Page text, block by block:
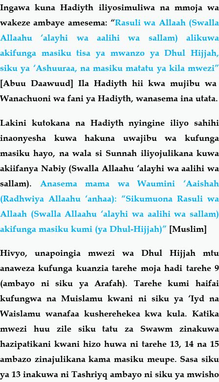
Ingawa kuna Hadiyth iliyosimuliwa na mmoja wa
wakeze ambaye amesema: “Rasuli wa Allaah (Swalla
Allaahu ‘alayhi wa aalihi wa sallam) alikuwa
akifunga masiku tisa ya mwanzo ya Dhul Hijjah,
siku ya ‘Ashuuraa, na masiku matatu ya kila mwezi”
[Abuu Daawuud] Ila Hadiyth hii kwa mujibu wa
Wanachuoni wa fani ya Hadiyth, wanasema ina utata.
Lakini kutokana na Hadiyth nyingine iliyo sahihi
inaonyesha kuwa hakuna uwajibu wa kufunga
masiku hayo, na wala si Sunnah iliyojulikana kuwa
akiifanya Nabiy (Swalla Allaahu ‘alayhi wa aalihi wa
sallam). Anasema mama wa Waumini ‘Aaishah
(Radhwiya Allaahu ‘anhaa): “Sikumuona Rasuli wa
Allaah (Swalla Allaahu ‘alayhi wa aalihi wa sallam)
akifunga masiku kumi (ya Dhul-Hijjah)” [Muslim]
Hivyo, unapoingia mwezi wa Dhul Hijjah mtu
anaweza kufunga kuanzia tarehe moja hadi tarehe 9
(ambayo ni siku ya Arafah). Tarehe kumi haifai
kufungwa na Muislamu kwani ni siku ya ‘Iyd na
Waislamu wanafaa kusherehekea kwa kula. Katika
mwezi huu zile siku tatu za Swawm zinakuwa
hazipatikani kwani hizo huwa ni tarehe 13, 14 na 15
ambazo zinajulikana kama masiku meupe. Sasa siku
ya 13 inakuwa ni Tashriyq ambayo ni siku ya mwisho